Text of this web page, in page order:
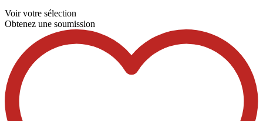
Voir votre sélection
Obtenez une soumission